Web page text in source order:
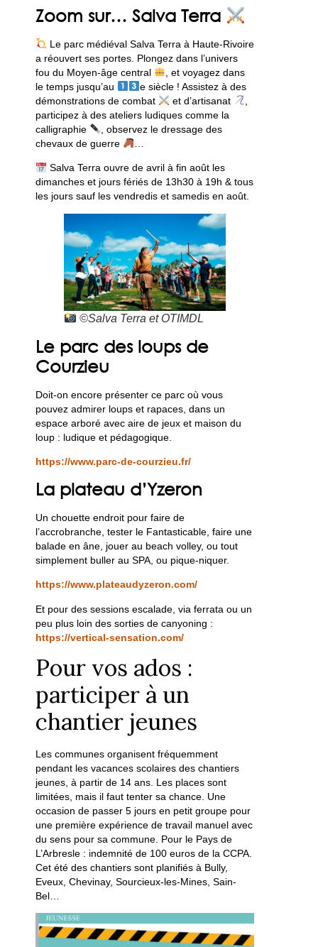
Zoom sur… Salva Terra
Le parc médiéval Salva Terra à Haute-Rivoire
a réouvert ses portes. Plongez dans l’univers
fou du Moyen-âge central
, et voyagez dans
le temps jusqu’au
e siècle ! Assistez à des
démonstrations de combat
et d’artisanat
participez à des ateliers ludiques comme la
calligraphie
, observez le dressage des
chevaux de guerre
Salva Terra ouvre de avril à fin août les
dimanches et jours fériés de 13h30 à 19h & tous
les jours sauf les vendredis et samedis en août.
©Salva Terra et OTIMDL
Le parc des loups de
Courzieu
Doit-on encore présenter ce parc où vous
pouvez admirer loups et rapaces, dans un
espace arboré avec aire de jeux et maison du
loup : ludique et pédagogique.
https://www.parc-de-courzieu.fr/
La plateau d’Yzeron
Un chouette endroit pour faire de
l’accrobranche, tester le Fantasticable, faire une
balade en âne, jouer au beach volley, ou tout
simplement buller au SPA, ou pique-niquer.
https://www.plateaudyzeron.com/
Et pour des sessions escalade, via ferrata ou un
peu plus loin des sorties de canyoning :
https://vertical-sensation.com/
Pour vos ados :
participer à un
chantier jeunes
Les communes organisent fréquemment
pendant les vacances scolaires des chantiers
jeunes, à partir de 14 ans. Les places sont
limitées, mais il faut tenter sa chance. Une
occasion de passer 5 jours en petit groupe pour
une première expérience de travail manuel avec
du sens pour sa commune. Pour le Pays de
L’Arbresle : indemnité de 100 euros de la CCPA.
Cet été des chantiers sont planifiés à Bully,
Eveux, Chevinay, Sourcieux-les-Mines, Sain-
Bel…